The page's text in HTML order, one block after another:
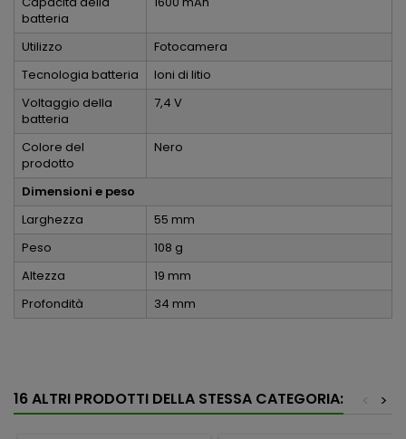
batteria
Utilizzo
Fotocamera
Tecnologia batteria
Ioni di litio
Voltaggio della
batteria
7,4 V
Colore del
prodotto
Nero
Dimensioni e peso
Larghezza
55 mm
Peso
108 g
Altezza
19 mm
Profondità
34 mm
16 ALTRI PRODOTTI DELLA STESSA CATEGORIA: >
<